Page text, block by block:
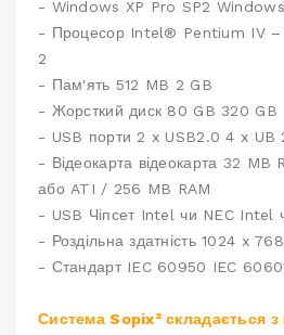
- Windows XP Pro SP2
- Процесор Intel® Pentium IV
2
- Пам'ять 512 MB 2 GB
- Жорсткий диск 80 GB 320 GB
- USB порти 2 x USB2.0 4 x UB
- Відеокарта відеокарта 32 MB
або ATI / 256 MB RAM
- USB Чіпсет Intel чи NEC Intel
- Роздільна здатність 1024 x
- Стандарт IEC 60950 IEC
Система Sopix² складається з